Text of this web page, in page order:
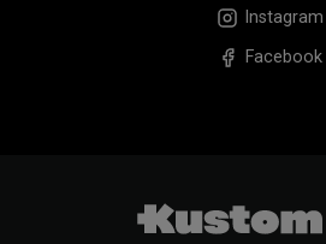
Instagram
Facebook